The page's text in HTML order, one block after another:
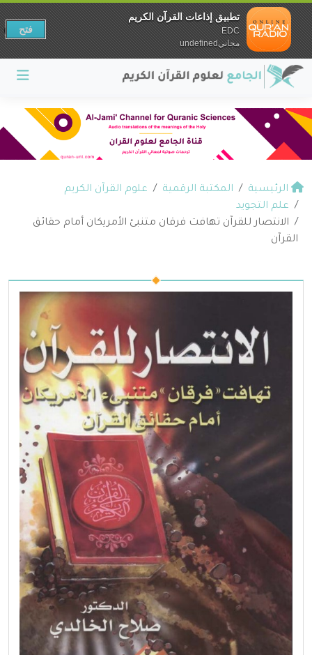
الرئيسية المكتبة الرقمية
علوم القرآن الكريم
علم التجويد
الانتصار للقرآن تهافت فرقان متنبئ الأمريكان أمام حقائق
القرآن
تطبيق إذاعات القرآن الكريم
EDC
مجانيundefined
فتح